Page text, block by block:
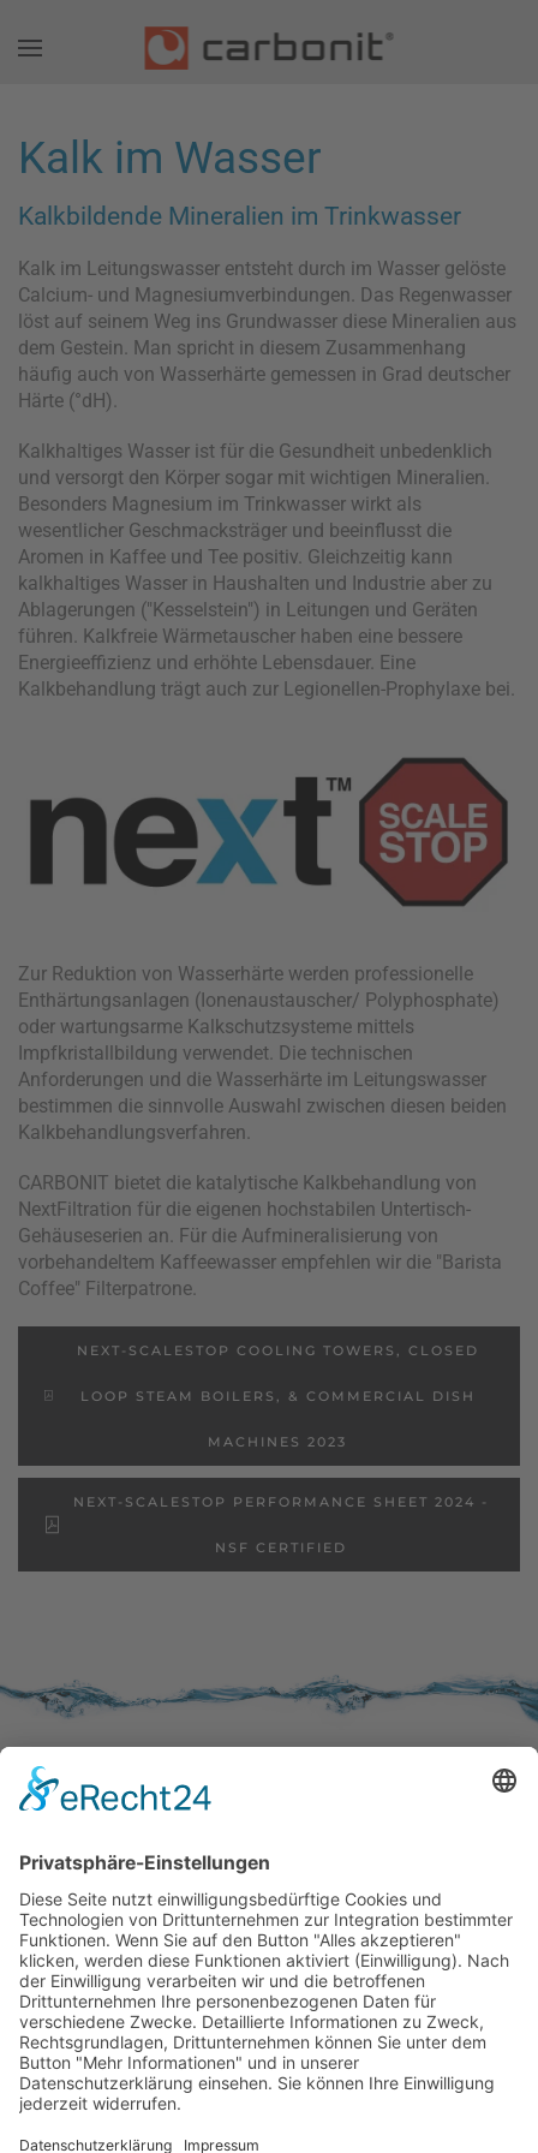
Kalk im Wasser
Kalkbildende Mineralien im Trinkwasser
Kalk im Leitungswasser entsteht durch im Wasser gelöste
Calcium- und Magnesiumverbindungen. Das Regenwasser
löst auf seinem Weg ins Grundwasser diese Mineralien aus
dem Gestein. Man spricht in diesem Zusammenhang
häufig auch von Wasserhärte gemessen in Grad deutscher
Härte (°dH).
Kalkhaltiges Wasser ist für die Gesundheit unbedenklich
und versorgt den Körper sogar mit wichtigen Mineralien.
Besonders Magnesium im Trinkwasser wirkt als
wesentlicher Geschmacksträger und beeinflusst die
Aromen in Kaffee und Tee positiv. Gleichzeitig kann
kalkhaltiges Wasser in Haushalten und Industrie aber zu
Ablagerungen ("Kesselstein") in Leitungen und Geräten
führen. Kalkfreie Wärmetauscher haben eine bessere
Energieeffizienz und erhöhte Lebensdauer. Eine
Kalkbehandlung trägt auch zur Legionellen-Prophylaxe bei.
Zur Reduktion von Wasserhärte werden professionelle
Enthärtungsanlagen (Ionenaustauscher/ Polyphosphate)
oder wartungsarme Kalkschutzsysteme mittels
Impfkristallbildung verwendet. Die technischen
Anforderungen und die Wasserhärte im Leitungswasser
bestimmen die sinnvolle Auswahl zwischen diesen beiden
Kalkbehandlungsverfahren.
CARBONIT bietet die katalytische Kalkbehandlung von
NextFiltration für die eigenen hochstabilen Untertisch-
Gehäuseserien an. Für die Aufmineralisierung von
vorbehandeltem Kaffeewasser empfehlen wir die "Barista
Coffee" Filterpatrone.
NEXT-SCALESTOP COOLING TOWERS, CLOSED
LOOP STEAM BOILERS, & COMMERCIAL DISH
MACHINES 2023
NEXT-SCALESTOP PERFORMANCE SHEET 2024 -
NSF CERTIFIED
SERVICE
Kundenzufriedenheit
WISSENSWERTES
Broschüren
Aktivkohle
Wer filtert was
Zertifizierungen
KONTAKT
Kontaktformular
Impressum
Datenschutzerklärung
RechtlichesAVB